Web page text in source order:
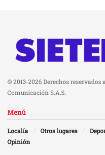
© 2013-2026 Derechos
Comunicación S.A.S.
Menú
Localía Otros lugares
Opinión